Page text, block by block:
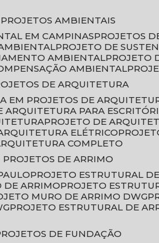
PROJETOS AMBIENTAIS
EM CAMPINAS
PROJETOS
PROJETO DE
AMBIENTAL
AMBIENTAL
DE ARQUITETURA
EM PROJETOS DE
ARQUITETURA PARA
PROJETO DE
ELÉTRICO
COMPLETO
PROJETOS DE ARRIMO
PROJETO ESTRUTURAL
DE ARRIMO
PROJETO
MURO DE ARRIMO DWG
PROJETO ESTRUTURAL DE
PROJETOS DE FUNDAÇÃO